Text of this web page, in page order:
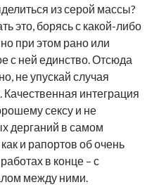
из серой массы?
это, борясь с какой-либо
при этом рано или
с ней единство. Отсюда
не упускай случая
Качественная интеграция
сексу и не
дерганий в самом
и рапортов об очень
в конце – с
между ними.